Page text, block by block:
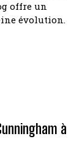
offre un
évolution.
à